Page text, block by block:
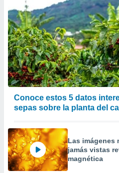
Conoce estos 5 datos
sepas sobre la planta del
Las imágenes
jamás vistas
magnética